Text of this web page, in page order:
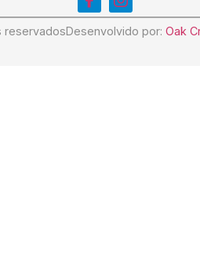
reservadosDesenvolvido por: Oak